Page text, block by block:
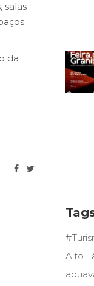
salas
da
Alto